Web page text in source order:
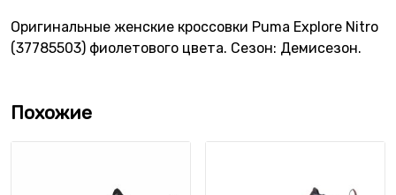
Оригинальные женские кроссовки Puma Explore Nitro
(37785503) фиолетового цвета. Сезон: Демисезон.
Похожие